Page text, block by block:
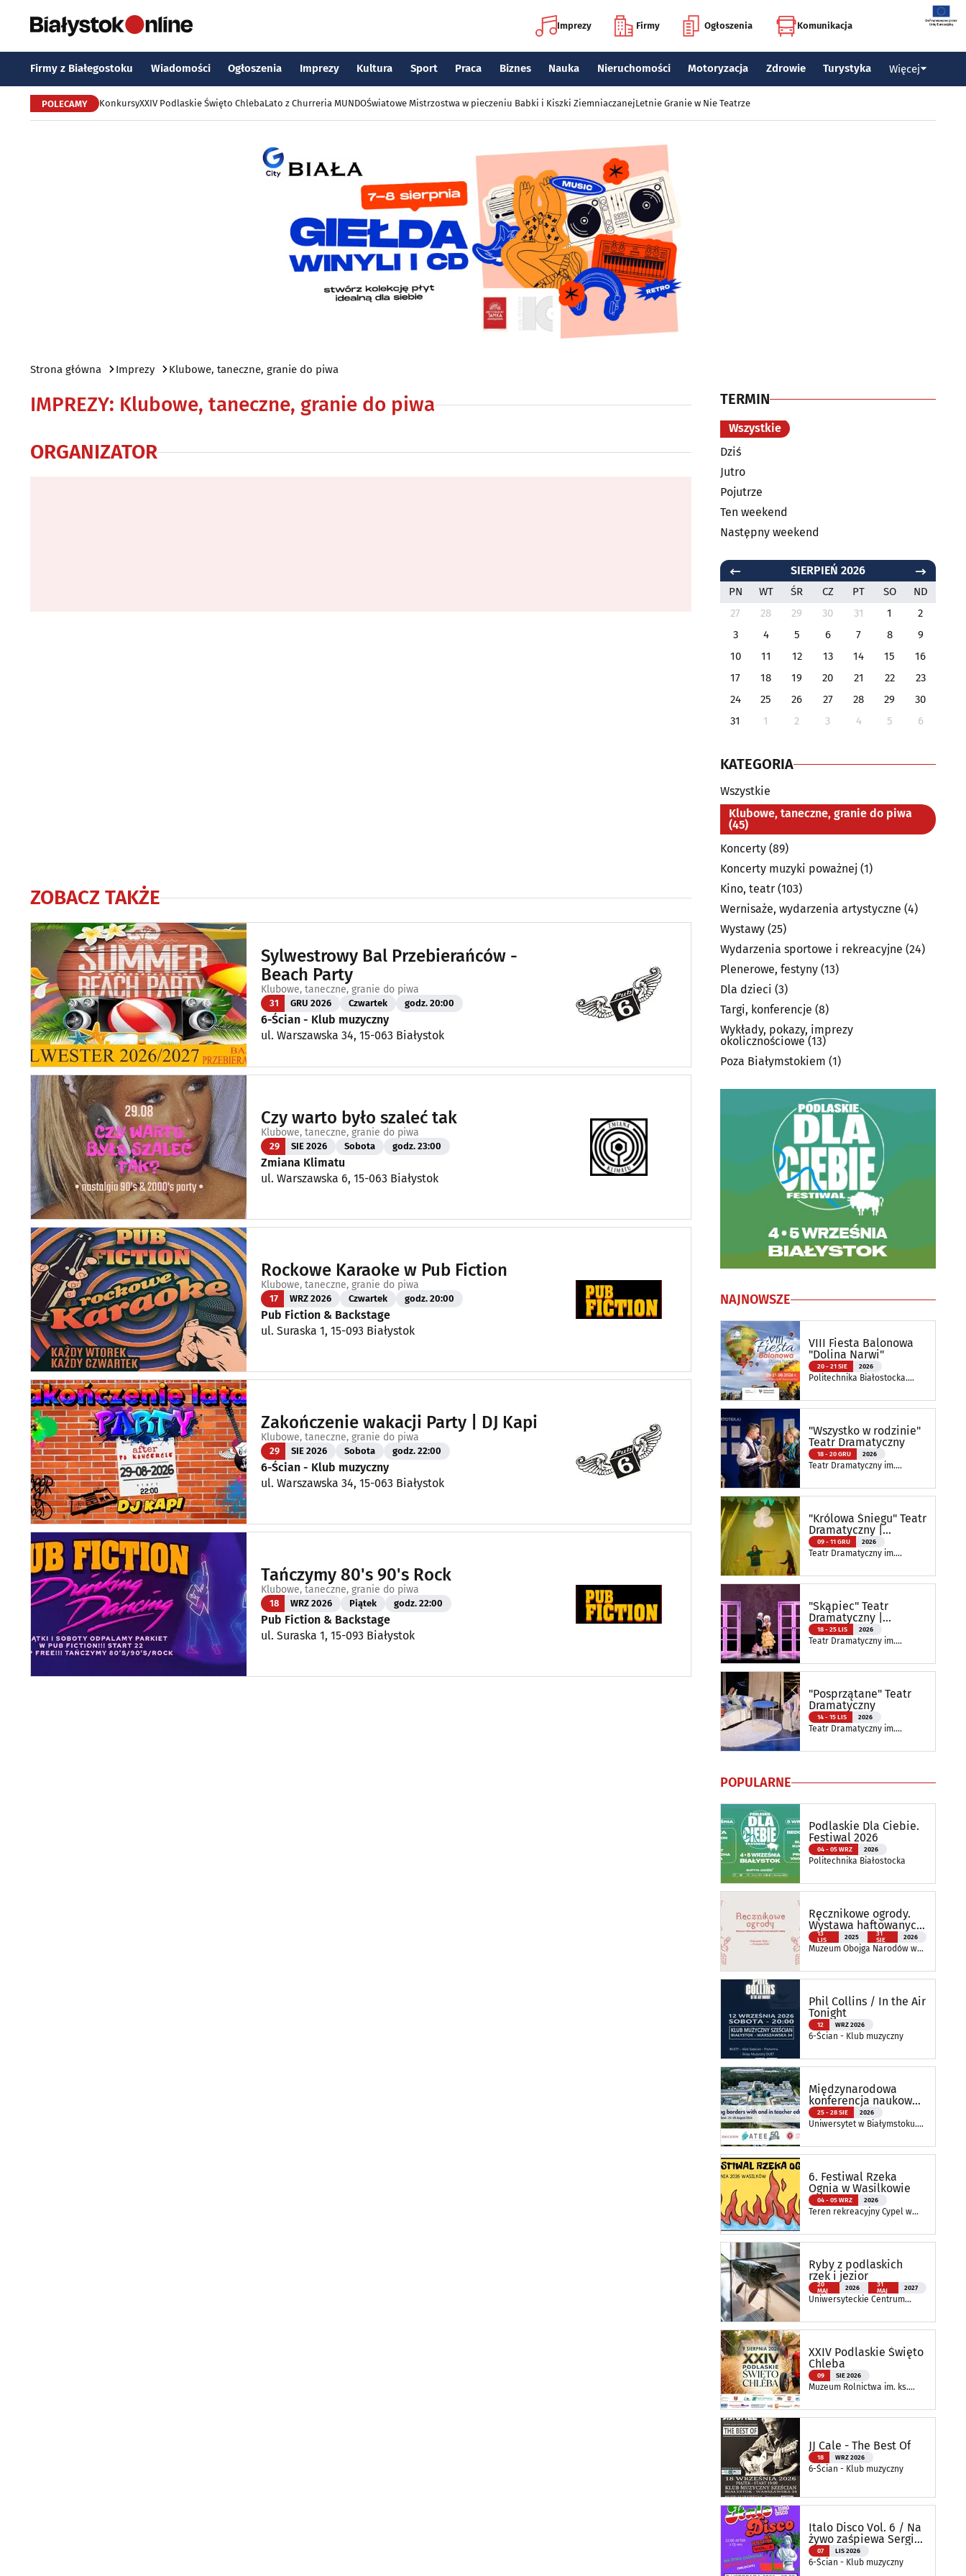
Imprezy Firmy Ogłoszenia Komunikacja
Firmy z Białegostoku Wiadomości Ogłoszenia Imprezy Kultura Sport Praca Biznes Nauka Nieruchomości Motoryzacja Zdrowie Turystyka Więcej
POLECAMY KonkursyXXIV Podlaskie Święto ChlebaLato z Churreria MUNDOŚwiatowe Mistrzostwa w pieczeniu Babki i Kiszki ZiemniaczanejLetnie Granie w Nie Teatrze
Strona główna Imprezy Klubowe, taneczne, granie do piwa
IMPREZY: Klubowe, taneczne, granie do piwa
ORGANIZATOR
ZOBACZ TAKŻE
Sylwestrowy Bal Przebierańców -
Beach Party
Klubowe, taneczne, granie do piwa
31 GRU 2026 Czwartek godz. 20:00
6-Ścian - Klub muzyczny
ul. Warszawska 34, 15-063 Białystok
Czy warto było szaleć tak
Klubowe, taneczne, granie do piwa
29 SIE 2026 Sobota godz. 23:00
Zmiana Klimatu
ul. Warszawska 6, 15-063 Białystok
Rockowe Karaoke w Pub Fiction
Klubowe, taneczne, granie do piwa
17 WRZ 2026 Czwartek godz. 20:00
Pub Fiction & Backstage
ul. Suraska 1, 15-093 Białystok
Zakończenie wakacji Party | DJ Kapi
Klubowe, taneczne, granie do piwa
29 SIE 2026 Sobota godz. 22:00
6-Ścian - Klub muzyczny
ul. Warszawska 34, 15-063 Białystok
Tańczymy 80's 90's Rock
Klubowe, taneczne, granie do piwa
18 WRZ 2026 Piątek godz. 22:00
Pub Fiction & Backstage
ul. Suraska 1, 15-093 Białystok
TERMIN
Wszystkie
Dziś
Jutro
Pojutrze
Ten weekend
Następny weekend
SIERPIEŃ 2026
PN WT ŚR CZ PT SO
ND
27
28 29 30 31 1
2
3
4 5 6 7 8
9
10
11 12 13 14 15
16
17
18 19 20 21 22
23
24
25 26 27 28 29
30
31
1 2 3 4 5 6
KATEGORIA
Wszystkie
Klubowe, taneczne, granie do piwa
(45)
Koncerty (89)
Koncerty muzyki poważnej (1)
Kino, teatr (103)
Wernisaże, wydarzenia artystyczne (4)
Wystawy (25)
Wydarzenia sportowe i rekreacyjne (24)
Plenerowe, festyny (13)
Dla dzieci (3)
Targi, konferencje (8)
Wykłady, pokazy, imprezy
okolicznościowe (13)
Poza Białymstokiem (1)
NAJNOWSZE
VIII Fiesta Balonowa
"Dolina Narwi"
20 - 21 SIE 2026
Politechnika Białostocka.
"Wszystko w rodzinie"
Teatr Dramatyczny
18 - 20 GRU 2026
Teatr Dramatyczny im.
"Królowa Śniegu" Teatr
Dramatyczny |
Spektakl Szkolny
09 - 11 GRU 2026
Teatr Dramatyczny im.
"Skąpiec" Teatr
Dramatyczny |
Spektakl Szkolny
18 - 25 LIS 2026
Teatr Dramatyczny im.
"Posprzątane" Teatr
Dramatyczny
14 - 15 LIS 2026
Teatr Dramatyczny im.
POPULARNE
Podlaskie Dla Ciebie.
Festiwal 2026
04 - 05 WRZ 2026
Politechnika Białostocka
Ręcznikowe ogrody.
Wystawa haftowanych
tkanin inspirowanych
naturą
13
LIS
2025
31
SIE
2026
Muzeum Obojga Narodów w
Muzeum Podlaskiego w
Phil Collins / In the Air
Tonight
12 WRZ 2026
6-Ścian - Klub muzyczny
Międzynarodowa
konferencja naukowa
ATEE Annual
Conference 2026
25 - 28 SIE 2026
Uniwersytet w Białymstoku.
6. Festiwal Rzeka
Ognia w Wasilkowie
04 - 05 WRZ 2026
Teren rekreacyjny Cypel w
Ryby z podlaskich
rzek i jezior
20
MAJ
2026
31
MAJ
2027
Uniwersyteckie Centrum
Andrzeja Myrchy
XXIV Podlaskie Święto
Chleba
09 SIE 2026
Muzeum Rolnictwa im. ks.
Ciechanowcu
JJ Cale - The Best Of
18 WRZ 2026
6-Ścian - Klub muzyczny
Italo Disco Vol. 6 / Na
żywo zaśpiewa Sergio
Bettas
07 LIS 2026
6-Ścian - Klub muzyczny